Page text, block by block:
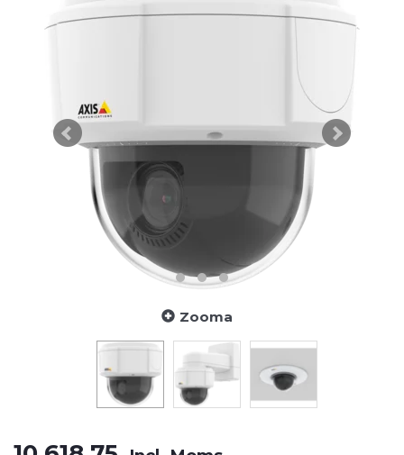
Zooma